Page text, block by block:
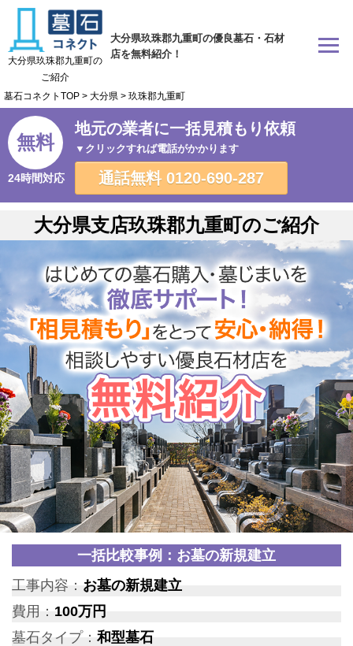
大分県玖珠郡九重町の優良墓石・石材
店を無料紹介！
大分県玖珠郡九重町の
ご紹介
墓石コネクトTOP > 大分県 > 玖珠郡九重町
無料
24時間対応
地元の業者に一括見積もり依頼
▼クリックすれば電話がかかります
通話無料 0120-690-287
大分県支店玖珠郡九重町のご紹介
一括比較事例：お墓の新規建立
工事内容： お墓の新規建立
費用： 100万円
墓石タイプ：和型墓石